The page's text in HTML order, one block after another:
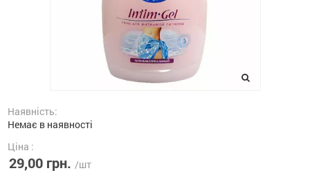
Наявність:
Немає в наявності
Ціна :
29,00 грн. /шт